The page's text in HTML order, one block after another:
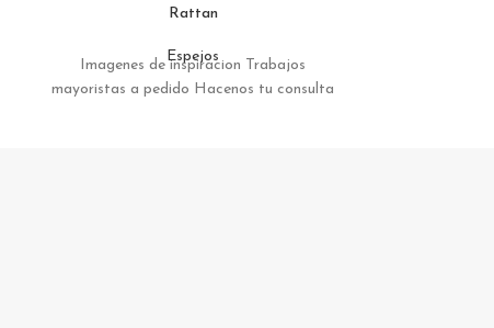
Rattan
Espejos
Imagenes de inspiracion Trabajos
mayoristas a pedido Hacenos tu consulta